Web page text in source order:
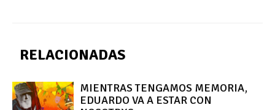
RELACIONADAS
MIENTRAS TENGAMOS MEMORIA,
EDUARDO VA A ESTAR CON